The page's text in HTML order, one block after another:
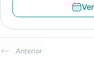
Anterior